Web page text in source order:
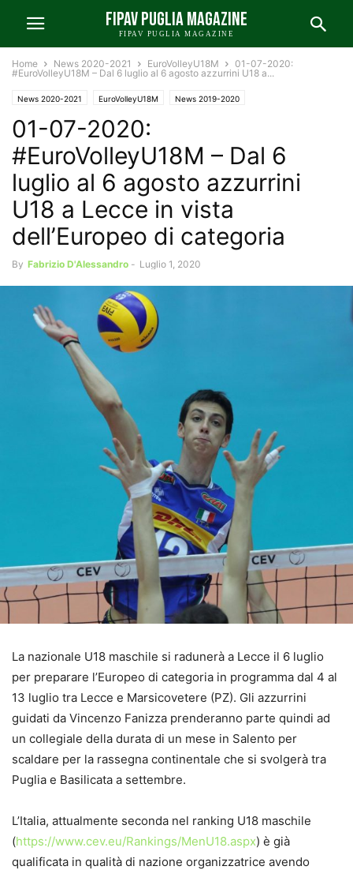
FIPAV PUGLIA MAGAZINE
FIPAV PUGLIA MAGAZINE
Home News 2020-2021 EuroVolleyU18M
01-07-2020:
#EuroVolleyU18M – Dal 6 luglio al 6 agosto azzurrini U18 a...
News 2020-2021 EuroVolleyU18M News 2019-2020
News FIPAV Lecce 2019-2020
01-07-2020:
#EuroVolleyU18M – Dal 6
luglio al 6 agosto azzurrini
U18 a Lecce in vista
dell’Europeo di categoria
By Fabrizio D'Alessandro - Luglio 1, 2020
La nazionale U18 maschile si radunerà a Lecce il 6 luglio
per preparare l’Europeo di categoria in programma dal 4 al
13 luglio tra Lecce e Marsicovetere (PZ). Gli azzurrini
guidati da Vincenzo Fanizza prenderanno parte quindi ad
un collegiale della durata di un mese in Salento per
scaldare per la rassegna continentale che si svolgerà tra
Puglia e Basilicata a settembre.
L’Italia, attualmente seconda nel ranking U18 maschile
(https://www.cev.eu/Rankings/MenU18.aspx) è già
qualificata in qualità di nazione organizzatrice avendo